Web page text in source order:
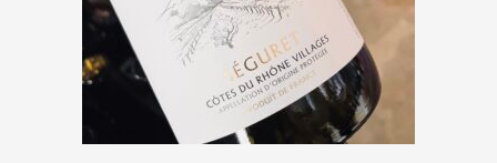
Maison Plantevin « Séguret »
2020
€10,00